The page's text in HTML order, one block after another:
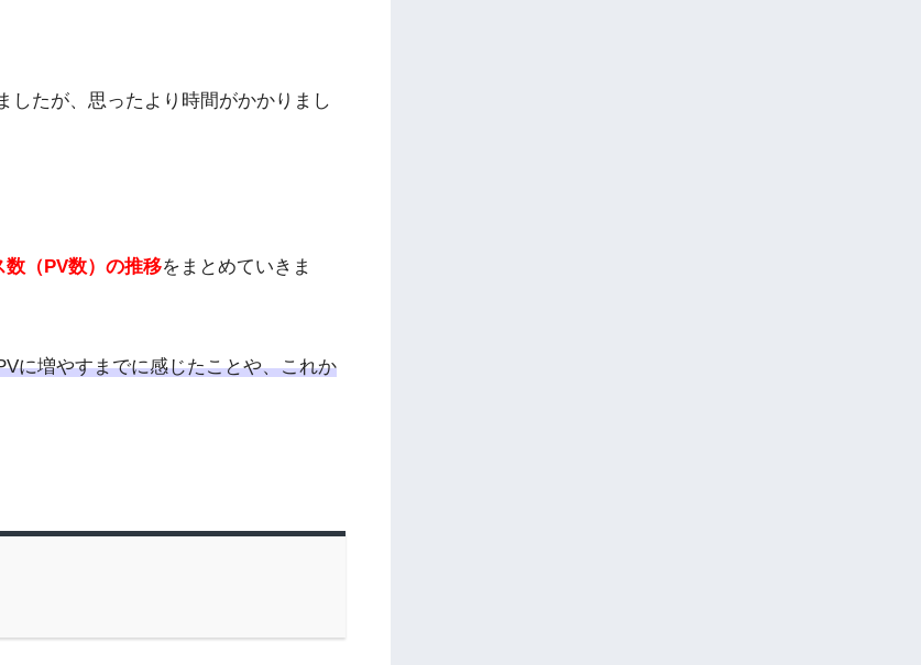
したが、思ったより時間がかかりまし
（PV数）の推移をまとめていきま
に増やすまでに感じたことや、これか